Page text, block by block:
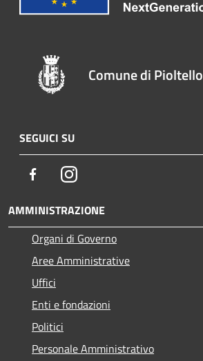
Comune di Pioltello
SEGUICI SU
FacebookInstagram
AMMINISTRAZIONE
Organi di Governo
Aree Amministrative
Uffici
Enti e fondazioni
Politici
Personale Amministrativo